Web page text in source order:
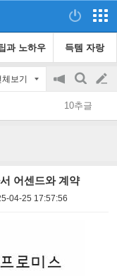
과 노하우 득템 자랑
체보기
공
지
on/off
검
색
글
쓰
10추글
어센드와 계약
04-25 17:57:56